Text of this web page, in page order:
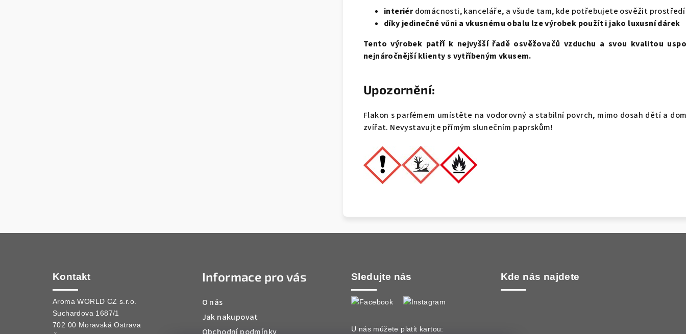
interiérdomácnosti, kanceláře, a všude tam, kde potřebujete osvěžit prostředí
díky jedinečné vůni a vkusnému obalu lze výrobek použít i jako luxusní dárek
Tento výrobek patří k nejvyšší řadě osvěžovačů vzduchu a svou kvalitou
nejnáročnější klienty s vytříbeným vkusem.
Upozornění:
Flakon s parfémem umístěte na vodorovný a stabilní povrch, mimo dosah dětí a
zvířat. Nevystavujte přímým slunečním paprskům!
Kontakt
Aroma WORLD CZ s.r.o.
Suchardova 1687/1
702 00 Moravská Ostrava
Informace pro vás
O nás
Jak nakupovat
Sledujte nás
U nás můžete platit kartou:
Kde nás najdete